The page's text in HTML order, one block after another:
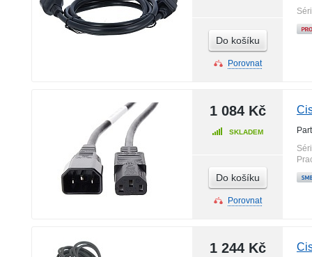
Do košíku
Porovnat
1 084 Kč
SKLADEM
Do košíku
Porovnat
1 244 Kč